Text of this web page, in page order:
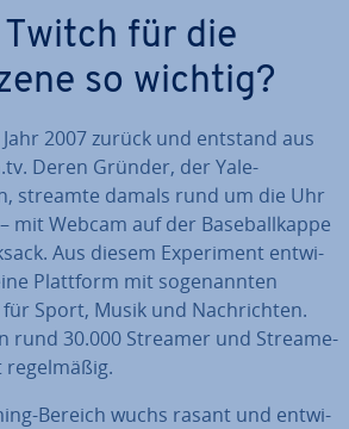
für die
so wichtig?
2007 zurück und entstand aus
Deren Gründer, der Yale-
streamte damals rund um die Uhr
mit Webcam auf der Base­ball­kap­pe
Aus diesem Ex­pe­ri­ment ent­wi­
Plattform mit so­ge­nann­ten
Sport, Musik und Nach­rich­ten.
rund 30.000 Streamer und Strea­me­
Bereich wuchs rasant und ent­wi­